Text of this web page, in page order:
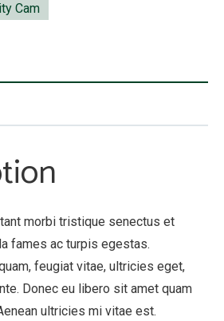
Cam
morbi tristique senectus et
fames ac turpis egestas.
feugiat vitae, ultricies eget,
Donec eu libero sit amet quam
ultricies mi vitae est.